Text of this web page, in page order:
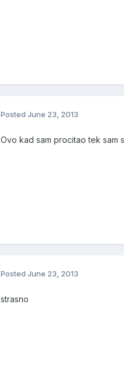
Posted June 23, 2013
Ovo kad sam procitao tek sam
Posted June 23, 2013
strasno